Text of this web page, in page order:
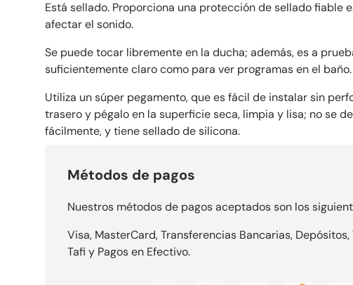
Está sellado. Proporciona una protección de sellado fiable
afectar el sonido.
Se puede tocar libremente en la ducha; además, es a
suficientemente claro como para ver programas en el baño.
Utiliza un súper pegamento, que es fácil de instalar sin
trasero y pégalo en la superficie seca, limpia y lisa; no se
fácilmente, y tiene sellado de silicona.
Métodos de pagos
Nuestros métodos de pagos aceptados son los
Visa, MasterCard, Transferencias Bancarias,
Tafi y Pagos en Efectivo.